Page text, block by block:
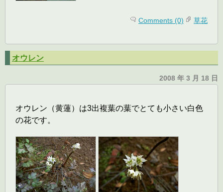
Comments (0) 草花
オウレン
2008 年 3 月 18 日
オウレン（黄蓮）は3出複葉の葉でとても小さい白色
の花です。